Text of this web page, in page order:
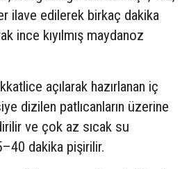
ilave edilerek birkaç dakika
ince kıyılmış maydanoz
açılarak hazırlanan iç
dizilen patlıcanların üzerine
ve çok az sıcak su
dakika pişirilir.